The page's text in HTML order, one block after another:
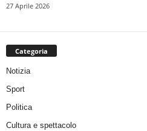
27 Aprile 2026
Categoria
Notizia
Sport
Politica
Cultura e spettacolo